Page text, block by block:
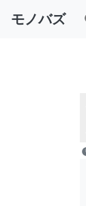
モノバズ